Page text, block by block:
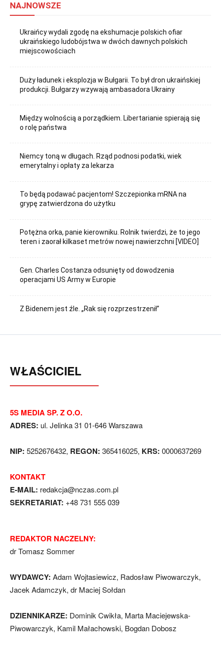
NAJNOWSZE
Ukraińcy wydali zgodę na ekshumacje polskich ofiar
ukraińskiego ludobójstwa w dwóch dawnych polskich
miejscowościach
Duży ładunek i eksplozja w Bułgarii. To był dron ukraińskiej
produkcji. Bułgarzy wzywają ambasadora Ukrainy
Między wolnością a porządkiem. Libertarianie spierają się
o rolę państwa
Niemcy toną w długach. Rząd podnosi podatki, wiek
emerytalny i opłaty za lekarza
To będą podawać pacjentom! Szczepionka mRNA na
grypę zatwierdzona do użytku
Potężna orka, panie kierowniku. Rolnik twierdzi, że to jego
teren i zaorał kilkaset metrów nowej nawierzchni [VIDEO]
Gen. Charles Costanza odsunięty od dowodzenia
operacjami US Army w Europie
Z Bidenem jest źle. „Rak się rozprzestrzenił”
WŁAŚCICIEL
5S MEDIA SP. Z O.O.
ADRES: ul. Jelinka 31 01-646 Warszawa
NIP: 5252676432, REGON: 365416025, KRS: 0000637269
KONTAKT
E-MAIL: redakcja@nczas.com.pl
SEKRETARIAT: +48 731 555 039
REDAKTOR NACZELNY:
dr Tomasz Sommer
WYDAWCY: Adam Wojtasiewicz, Radosław Piwowarczyk,
Jacek Adamczyk, dr Maciej Sołdan
DZIENNIKARZE: Dominik Cwikła, Marta Maciejewska-
Piwowarczyk, Kamil Małachowski, Bogdan Dobosz